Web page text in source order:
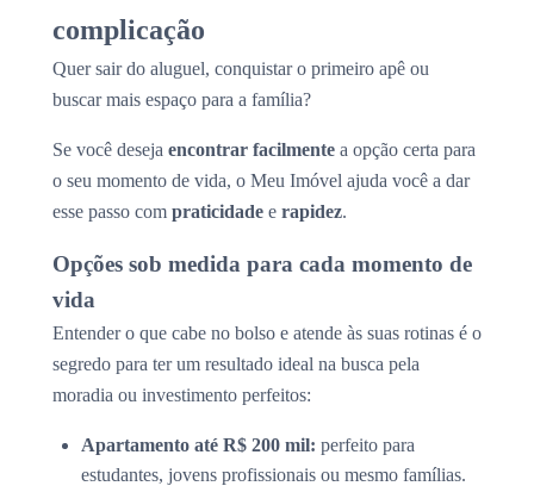
complicação
Quer sair do aluguel, conquistar o primeiro apê ou
buscar mais espaço para a família?
Se você deseja encontrar facilmente a opção certa para
o seu momento de vida, o Meu Imóvel ajuda você a dar
esse passo com praticidade e rapidez.
Opções sob medida para cada momento de
vida
Entender o que cabe no bolso e atende às suas rotinas é o
segredo para ter um resultado ideal na busca pela
moradia ou investimento perfeitos:
Apartamento até R$ 200 mil: perfeito para
estudantes, jovens profissionais ou mesmo famílias.